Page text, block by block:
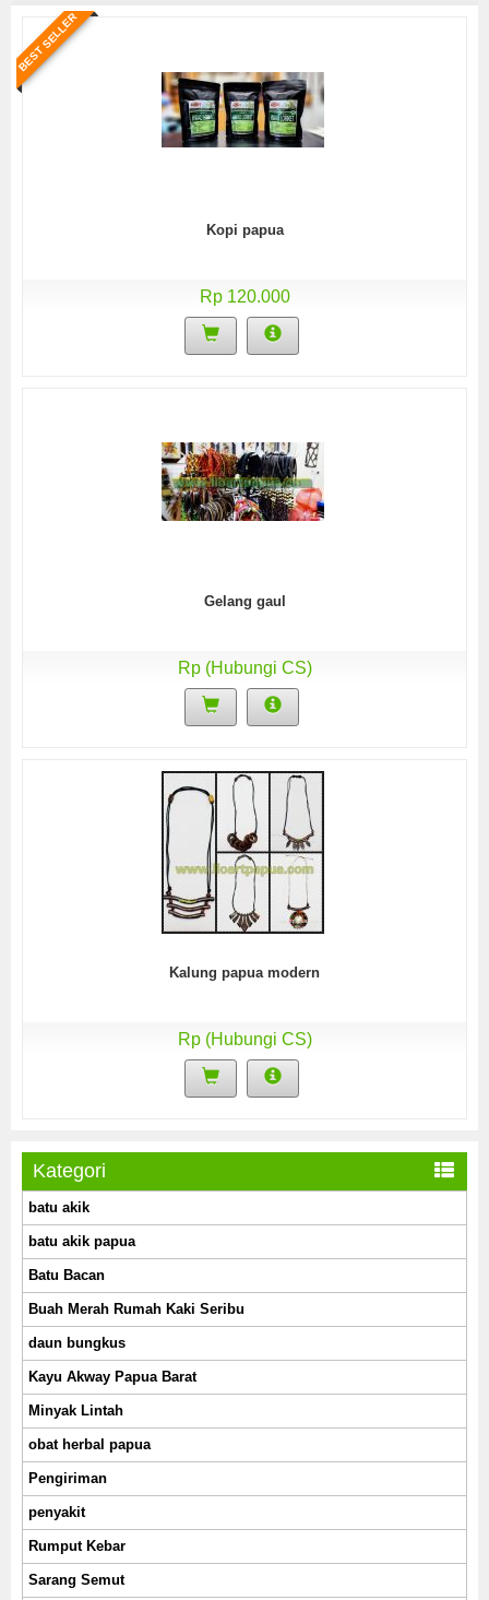
BEST SELLER
Kopi papua
Rp 120.000
Gelang gaul
Rp (Hubungi CS)
Kalung papua modern
Rp (Hubungi CS)
Kategori
batu akik
batu akik papua
Batu Bacan
Buah Merah Rumah Kaki Seribu
daun bungkus
Kayu Akway Papua Barat
Minyak Lintah
obat herbal papua
Pengiriman
penyakit
Rumput Kebar
Sarang Semut